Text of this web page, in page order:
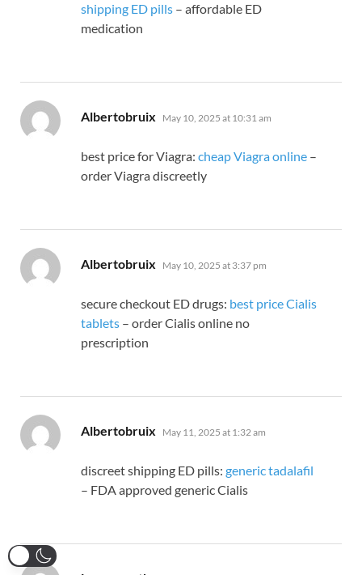
shipping ED pills – affordable ED
medication
Albertobruix says:
May 10, 2025 at 10:31 am
best price for Viagra: cheap Viagra online –
order Viagra discreetly
Albertobruix says:
May 10, 2025 at 3:37 pm
secure checkout ED drugs: best price Cialis
tablets – order Cialis online no
prescription
Albertobruix says:
May 11, 2025 at 1:32 am
discreet shipping ED pills: generic tadalafil
– FDA approved generic Cialis